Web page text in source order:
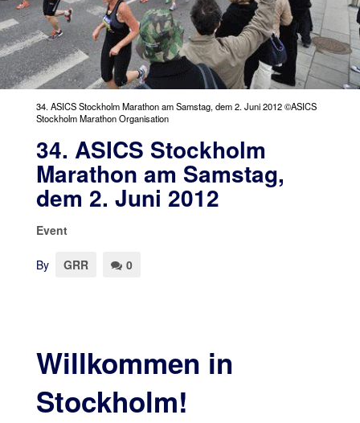
34. ASICS Stockholm Marathon am Samstag, dem 2. Juni 2012 ©ASICS
Stockholm Marathon Organisation
34. ASICS Stockholm
Marathon am Samstag,
dem 2. Juni 2012
Event
By GRR 0
Willkommen in
Stockholm!